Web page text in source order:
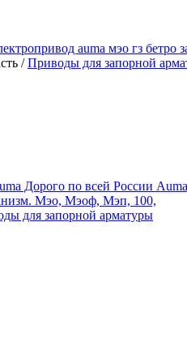
auma мэо гз бетро
/Приводы для запорной
Дорого по всей России
Мэо, Мэоф, Мэп, 100,
для запорной арматуры